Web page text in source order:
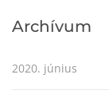
Archívum
2020. június